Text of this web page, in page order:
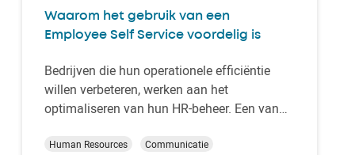
Waarom het gebruik van een
Employee Self Service voordelig is
Bedrijven die hun operationele efficiëntie
willen verbeteren, werken aan het
optimaliseren van hun HR-beheer. Een van
dit doel te bereiken, is het Employee Self
Human Resources Communicatie